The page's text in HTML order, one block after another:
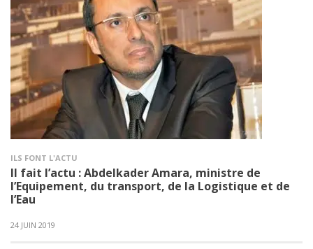
ILS FONT L'ACTU
Il fait l’actu : Abdelkader Amara, ministre de
l’Equipement, du transport, de la Logistique et de
l’Eau
24 JUIN 2019